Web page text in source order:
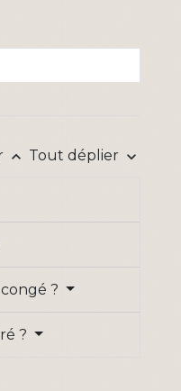
keyboard_arrow_up Tout déplier keyboard_arrow_down
?
?